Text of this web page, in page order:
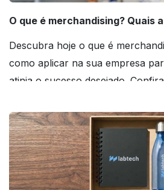
O que é merchandising? Quais
Descubra hoje o que é
como aplicar na sua empresa
atinja o sucesso desejado.